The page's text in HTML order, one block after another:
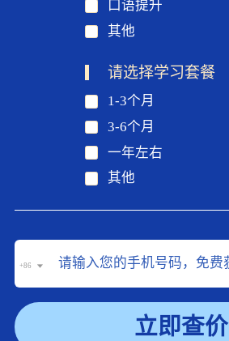
口语提升
其他
请选择学习套餐
1-3个月
3-6个月
一年左右
其他
+86
立即查价